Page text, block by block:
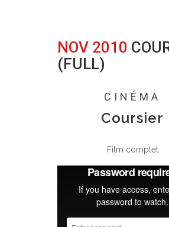
NOV 2010
(FULL)
CINÉMA
Coursier
Film complet